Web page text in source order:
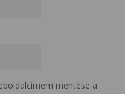
mentése a